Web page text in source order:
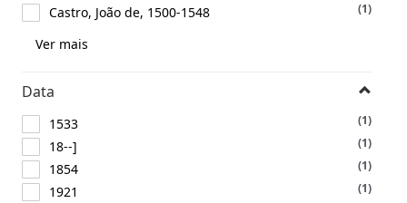
(1)
Castro, João de, 1500-1548
Ver mais
Data
(1)
1533
(1)
18--]
(1)
1854
(1)
1921